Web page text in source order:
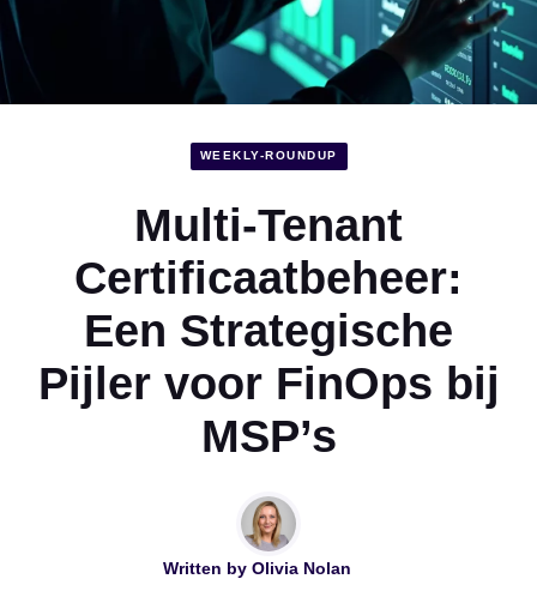
WEEKLY-ROUNDUP
Multi-Tenant
Certificaatbeheer:
Een Strategische
Pijler voor FinOps bij
MSP’s
Written by Olivia Nolan